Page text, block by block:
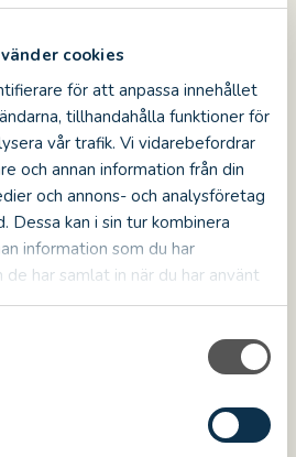
cookies
för att anpassa innehållet
tillhandahålla funktioner för
vår trafik. Vi vidarebefordrar
och annan information från din
och annons- och analysföretag
Dessa kan i sin tur kombinera
information som du har
har samlat in när du har använt
främst assistera i
om du är intresserad
veckorna ovan. Först till
har all personal
på sig historiska kläder,
att få låna och bära.
helst ha med dig varje